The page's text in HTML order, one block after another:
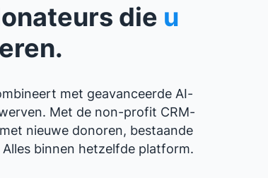
die u
met geavanceerde AI-
Met de non-profit CRM-
nieuwe donoren, bestaande
binnen hetzelfde platform.